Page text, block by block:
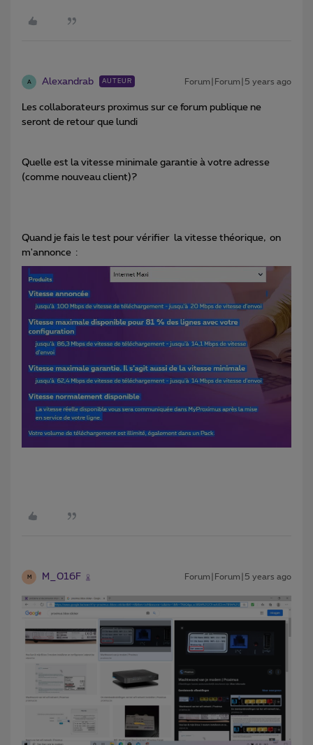
A Alexandrab AUTEUR Forum|Forum|5 years ago
Les collaborateurs proximus sur ce forum publique ne
seront de retour que lundi
Quelle est la vitesse minimale garantie à votre adresse
(comme nouveau client)?
Quand je fais le test pour vérifier la vitesse théorique, on
m'annonce :
M M_016F Forum|Forum|5 years ago